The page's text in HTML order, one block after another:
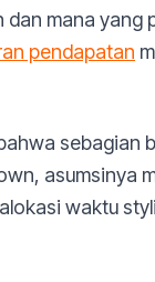
mana yang
pendapatan
sebagian
asumsinya
waktu